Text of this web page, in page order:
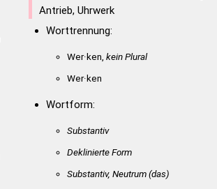
Antrieb, Uhrwerk
Worttrennung:
Wer·ken, kein Plural
Wer·ken
Wortform:
Substantiv
Deklinierte Form
Substantiv, Neutrum(das)